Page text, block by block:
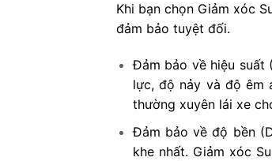
Khi bạn chọn Giảm xóc
đảm bảo tuyệt đối.
Đảm bảo về hiệu suất
lực, độ nảy và độ êm
thường xuyên lái xe
Đảm bảo về độ bền
khe nhất. Giảm xóc